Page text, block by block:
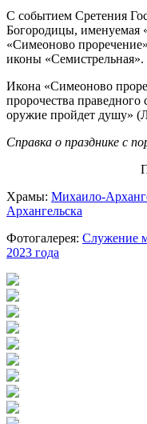
С событием Сретения
Богородицы, именуемая
«Симеоново
иконы «Семистрельная».
Икона «Симеоново
пророчества
оружие пройдет душу»
Справка о празднике с
Храмы: Михаило-
Архангельска
Фотогалерея: Служение
2023 года